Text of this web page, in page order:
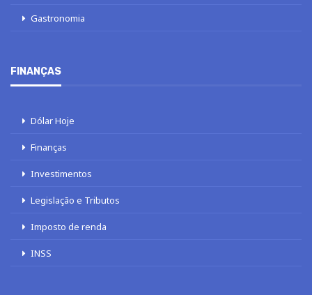
Gastronomia
FINANÇAS
Dólar Hoje
Finanças
Investimentos
Legislação e Tributos
Imposto de renda
INSS